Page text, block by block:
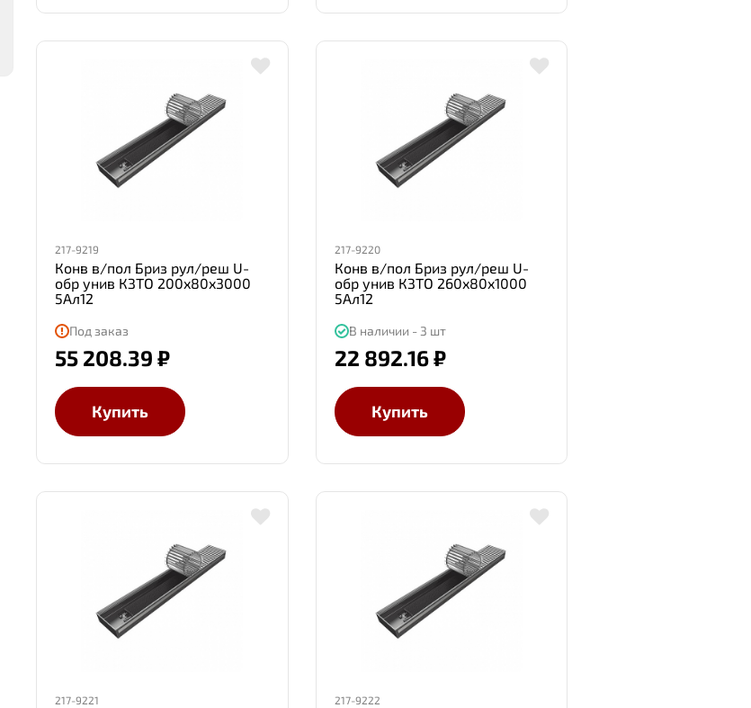
217-9219
Конв в/пол Бриз рул/реш U-
обр унив КЗТО 200x80x3000
5Ал12
Под заказ
55 208.39 ₽
Купить
217-9220
Конв в/пол Бриз рул/реш U-
обр унив КЗТО 260x80x1000
5Ал12
В наличии - 3 шт
22 892.16 ₽
Купить
217-9221 217-9222